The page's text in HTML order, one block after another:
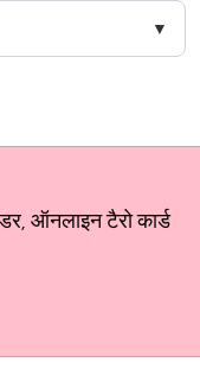
ऑनलाइन टैरो कार्ड